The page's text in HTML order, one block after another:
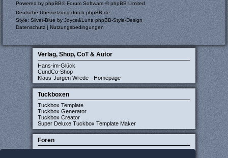
Powered by phpBB® Forum Software © phpBB Limited
Deutsche Übersetzung durchphpBB.de
Style: Silver-Blue by Joyce&LunaphpBB-Style-Design
Datenschutz
Nutzungsbedingungen
Verlag, Shop, CoT & Autor
Hans-im-Glück
CundCo-Shop
Klaus-Jürgen Wrede - Homepage
Tuckboxen
Tuckbox Template
Tuckbox Generator
Tuckbox Creator
Super Deluxe Tuckbox Template Maker
Foren
Carcassonne-Forum (deutsch)